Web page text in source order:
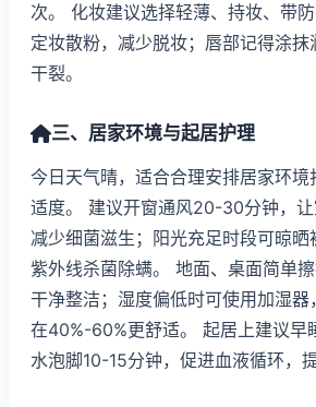
次。 化妆建议选择轻薄、持妆、带
定妆散粉，减少脱妆；唇部记得涂
干裂。
三、居家环境与起居护理
今日天气晴，适合合理安排居家环
适度。 建议开窗通风20-30分钟，让
减少细菌滋生；阳光充足时段可晾晒
紫外线杀菌除螨。 地面、桌面简单
干净整洁；湿度偏低时可使用加湿
在40%-60%更舒适。 起居上建议早
水泡脚10-15分钟，促进血液循环，